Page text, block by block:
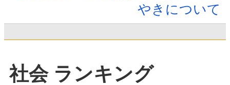
やきについて
社会 ランキング